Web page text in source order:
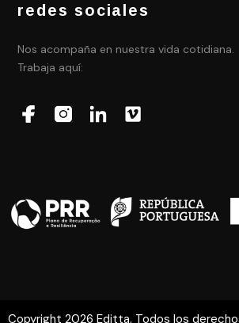
redes sociales
Nos acompaña en nuestra vida cotidiana.
Trabaja aquí:
Copyright 2026 Editta. Todos los